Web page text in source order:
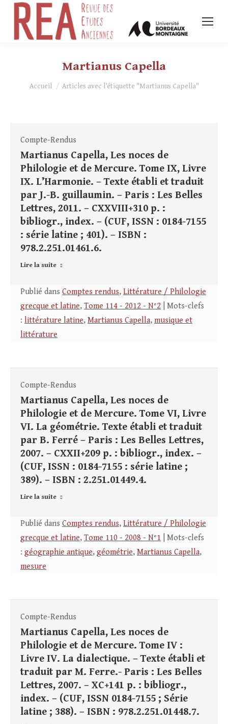
Martianus Capella
Vous êtes ici :
Accueil Articles avec l’étiquette "Martianus Capella"
Compte-Rendus
Martianus Capella, Les noces de
Philologie et de Mercure. Tome IX, Livre
IX. L’Harmonie. – Texte établi et traduit
par J.-B. guillaumin. – Paris : Les Belles
Lettres, 2011. – CXXVIII+310 p. :
bibliogr., index. – (CUF, ISSN : 0184-7155
: série latine ; 401). – ISBN :
978.2.251.01461.6.
Lire la suite
Publié dans Comptes rendus, Littérature / Philologie
grecque et latine, Tome 114 - 2012 - N°2 | Mots-clefs
: littérature latine, Martianus Capella, musique et
littérature
Compte-Rendus
Martianus Capella, Les noces de
Philologie et de Mercure. Tome VI, Livre
VI. La géométrie. Texte établi et traduit
par B. Ferré – Paris : Les Belles Lettres,
2007. – CXXII+209 p. : bibliogr., index. –
(CUF, ISSN : 0184-7155 : série latine ;
389). – ISBN : 2.251.01449.4.
Lire la suite
Publié dans Comptes rendus, Littérature / Philologie
grecque et latine, Tome 110 - 2008 - N°1 | Mots-clefs
: géographie antique, géométrie, Martianus Capella,
mesure
Compte-Rendus
Martianus Capella, Les noces de
Philologie et de Mercure. Tome IV :
Livre IV. La dialectique. – Texte établi et
traduit par M. Ferre.- Paris : Les Belles
Lettres, 2007. – XC+141 p. : bibliogr.,
index. – (CUF, ISSN 0184-7155 ; Série
latine ; 388). – ISBN : 978.2.251.01448.7.